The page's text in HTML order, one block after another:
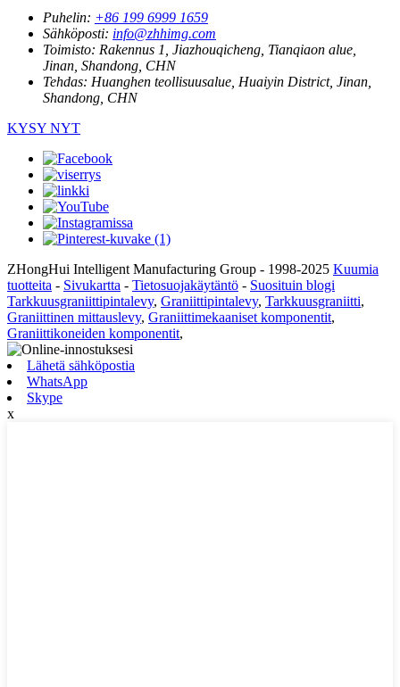
Puhelin: +86 199 6999 1659
Sähköposti: info@zhhimg.com
Toimisto: Rakennus 1, Jiazhouqicheng, Tianqiaon alue,
Jinan, Shandong, CHN
Tehdas: Huanghen teollisuusalue, Huaiyin District, Jinan,
Shandong, CHN
KYSY NYT
ZHongHui Intelligent Manufacturing Group - 1998-2025 Kuumia
tuotteita - Sivukartta - Tietosuojakäytäntö - Suosituin blogi
Tarkkuusgraniittipintalevy, Graniittipintalevy, Tarkkuusgraniitti,
Graniittinen mittauslevy, Graniittimekaaniset komponentit,
Graniittikoneiden komponentit,
Lähetä sähköpostia
WhatsApp
Skype
x